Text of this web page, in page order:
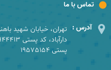
تماس با ما
آدرس : تهران، خیابان شهید
پستی 19575154